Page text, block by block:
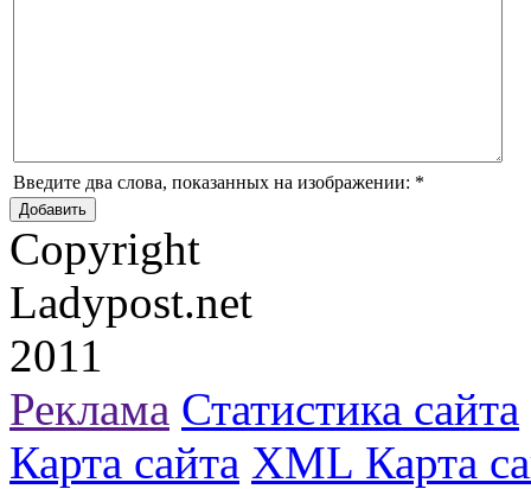
Введите два слова, показанных на изображении: *
Copyright
Ladypost.net
2011
Реклама Статистика сайта
Карта сайта XML Карта